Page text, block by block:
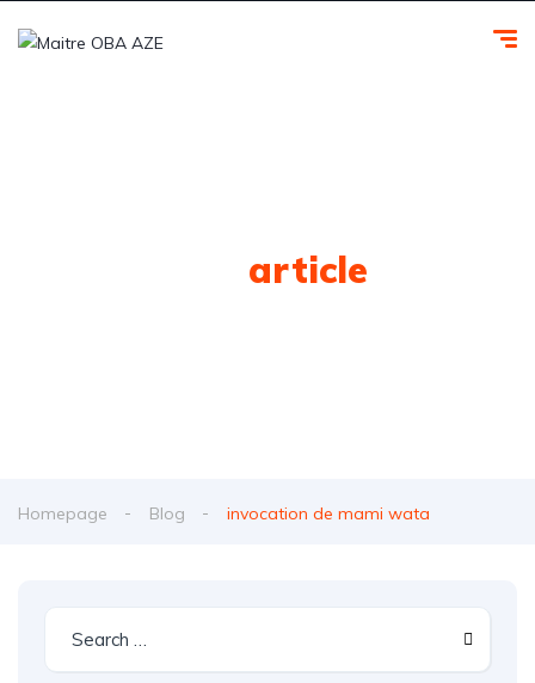
article
Homepage Blog invocation de mami wata